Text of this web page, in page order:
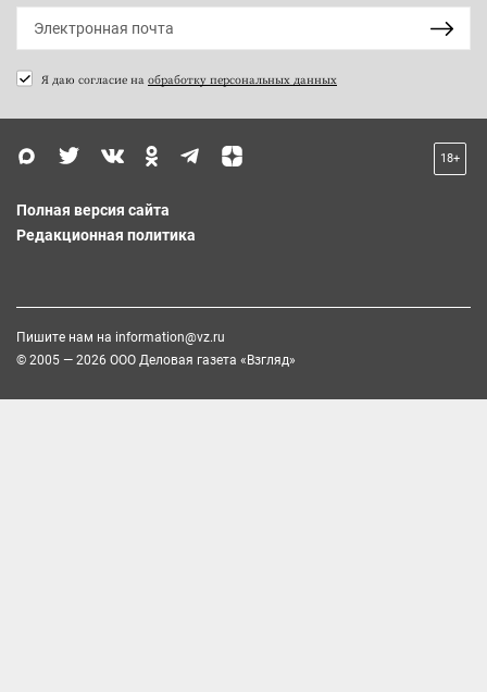
Я даю согласие на обработку персональных данных
18+
Полная версия сайта
Редакционная политика
Пишите нам на information@vz.ru
© 2005 — 2026 ООО Деловая газета «Взгляд»